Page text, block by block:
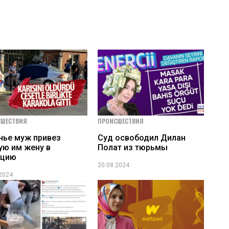
муж привез
им жену в
ПРОИСШЕСТВИЯ
Суд освободил Дилан
Полат из тюрьмы
20.08.2024